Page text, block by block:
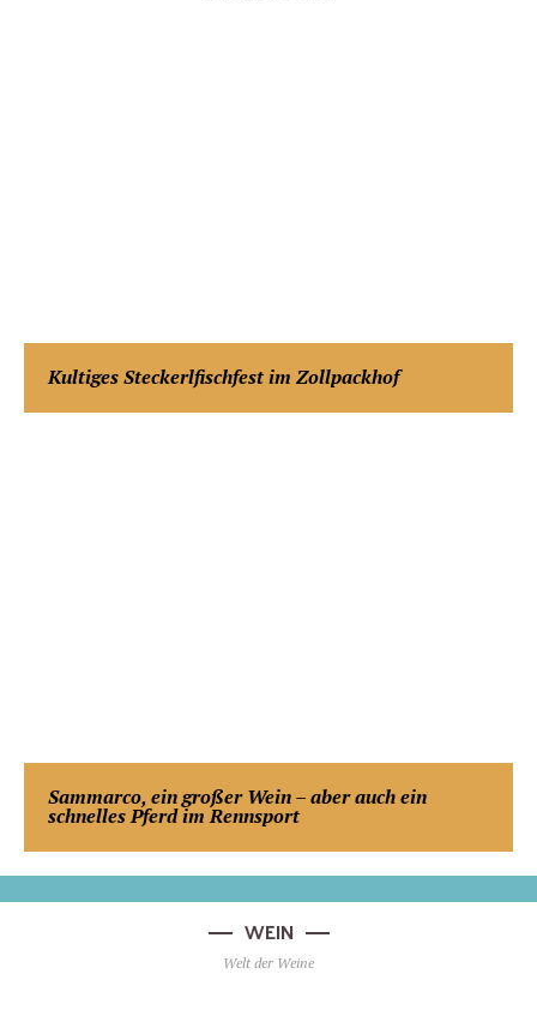
Kultiges Steckerlfischfest im Zollpackhof
Sammarco, ein großer Wein – aber auch ein
schnelles Pferd im Rennsport
WEIN
Welt der Weine